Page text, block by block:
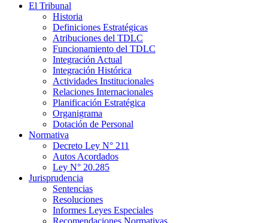
El Tribunal
Historia
Definiciones Estratégicas
Atribuciones del TDLC
Funcionamiento del TDLC
Integración Actual
Integración Histórica
Actividades Institucionales
Relaciones Internacionales
Planificación Estratégica
Organigrama
Dotación de Personal
Normativa
Decreto Ley N° 211
Autos Acordados
Ley N° 20.285
Jurisprudencia
Sentencias
Resoluciones
Informes Leyes Especiales